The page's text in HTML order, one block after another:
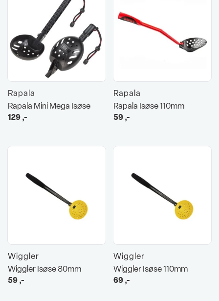
Rapala
Rapala Mini Mega Isøse
129,-
Rapala
Rapala Isøse 110mm
59,-
Wiggler
Wiggler Isøse 80mm
59,-
Wiggler
Wiggler Isøse 110mm
69,-